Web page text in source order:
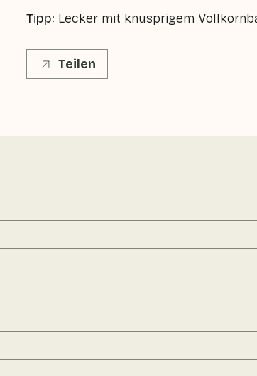
Tipp: Lecker mit knusprigem
Teilen